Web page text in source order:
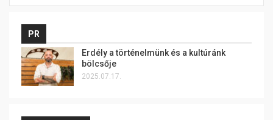
PR
Erdély a történelmünk és a kultúránk
bölcsője
2025.07.17.